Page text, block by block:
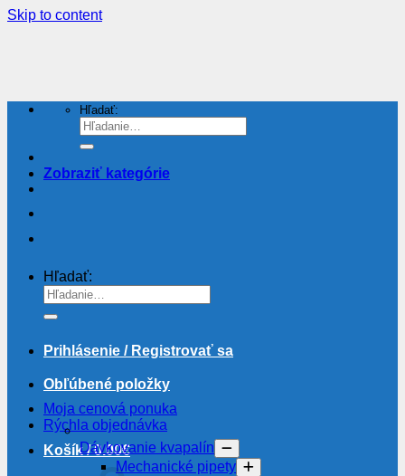
Skip to content
Hľadať:
Prihlásenie / Registrovať sa
Obľúbené položky
Moja cenová ponuka
Rýchla objednávka
Košík /0.00€
Hľadať:
Zobraziť kategórie
Dávkovanie kvapalín
Mechanické pipety